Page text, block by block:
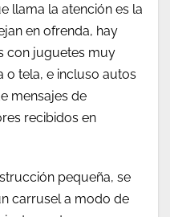
llama la atención es la
en ofrenda, hay
con juguetes muy
o tela, e incluso autos
mensajes de
recibidos en
pequeña, se
carrusel a modo de